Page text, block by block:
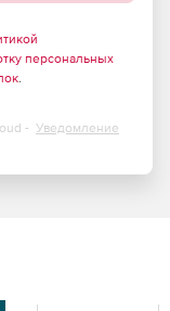
персональных
.
- Уведомление